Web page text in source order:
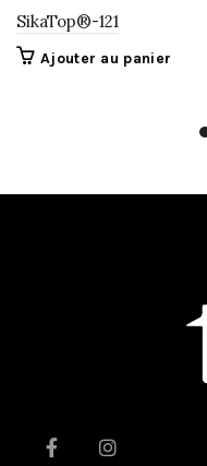
SikaTop®-121
Ajouter au panier